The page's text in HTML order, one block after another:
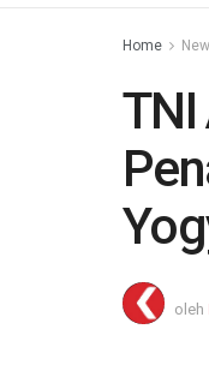
Home
TNI
oleh